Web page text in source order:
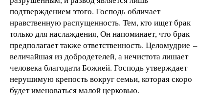
подтверждением этого. Господь обличает
нравственную распущенность. Тем, кто ищет брак
только для наслаждения, Он напоминает, что брак
предполагает также ответственность. Целомудрие –
величайшая из добродетелей, а нечистота лишает
человека благодати Божией. Господь утверждает
нерушимую крепость вокруг семьи, которая скоро
будет именоваться малой церковью.